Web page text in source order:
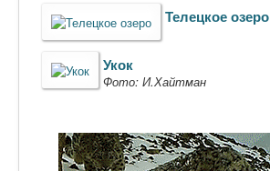
Телецкое озеро
Укок
Фото: И.Хайтман